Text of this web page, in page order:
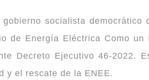
socialista
de Energía Eléctrica Como
Decreto Ejecutivo 46-2022.
y el rescate de la ENEE.